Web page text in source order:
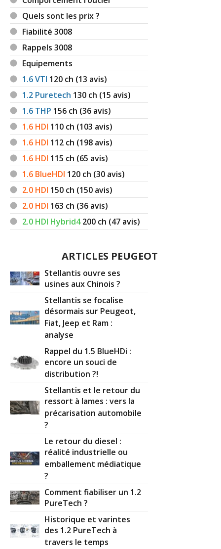
Quels sont les prix ?
Fiabilité 3008
Rappels 3008
Equipements
1.6 VTI 120 ch (13 avis)
1.2 Puretech 130 ch (15 avis)
1.6 THP 156 ch (36 avis)
1.6 HDI 110 ch (103 avis)
1.6 HDI 112 ch (198 avis)
1.6 HDI 115 ch (65 avis)
1.6 BlueHDI 120 ch (30 avis)
2.0 HDI 150 ch (150 avis)
2.0 HDI 163 ch (36 avis)
2.0 HDI Hybrid4200 ch (47 avis)
ARTICLES PEUGEOT
Stellantis ouvre ses
usines aux Chinois ?
Stellantis se focalise
désormais sur Peugeot,
Fiat, Jeep et Ram :
analyse
Rappel du 1.5 BlueHDi :
encore un souci de
distribution ?!
Stellantis et le retour du
ressort à lames : vers la
précarisation automobile
?
Le retour du diesel :
réalité industrielle ou
emballement médiatique
?
Comment fiabiliser un 1.2
PureTech ?
Historique et varintes
des 1.2 PureTech à
travers le temps